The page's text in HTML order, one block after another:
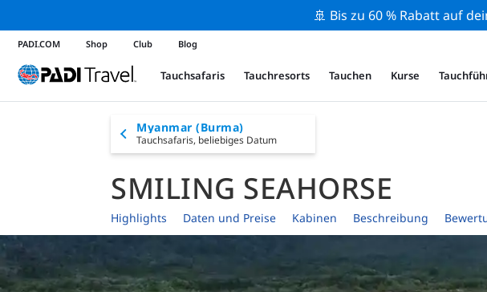
🚢 Bis zu 60 % Rabatt auf
PADI.COM Shop Club Blog
Tauchsafaris Tauchresorts Tauchen Kurse
Myanmar (Burma)
Tauchsafaris, beliebiges Datum
SMILING SEAHORSE
Highlights Daten und Preise Kabinen Beschreibung